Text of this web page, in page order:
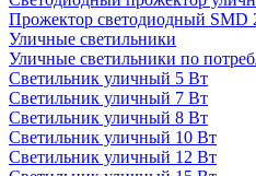
Прожектор светодиодный SMD
Уличные светильники
Уличные светильники по
Светильник уличный 5 Вт
Светильник уличный 7 Вт
Светильник уличный 8 Вт
Светильник уличный 10 Вт
Светильник уличный 12 Вт